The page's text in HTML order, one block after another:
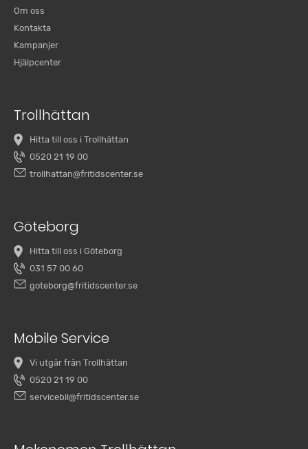
Om oss
Kontakta
Kampanjer
Hjälpcenter
Trollhättan
Hitta till oss i Trollhättan
0520 21 19 00
trollhattan@fritidscenter.se
Göteborg
Hitta till oss i Göteborg
031 57 00 60
goteborg@fritidscenter.se
Mobile Service
Vi utgår från Trollhättan
0520 21 19 00
servicebil@fritidscenter.se